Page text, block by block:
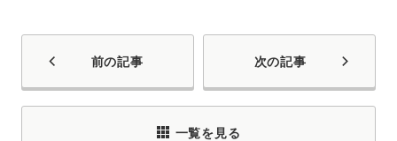
前の記事 次の記事
一覧を見る